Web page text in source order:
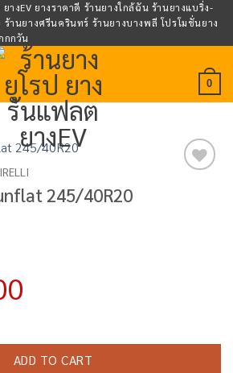
างEV ยางราคาดี ร้านยางใกล้ฉัน ร้านยางแบริ่ง-
ร้านยางศรีนครินทร์ ร้านยางบางพลี โปรโมชั่นยาง
กกวัน
0
245/40R20
ADD TO CART